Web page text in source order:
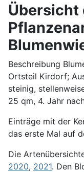
Übersicht
Beschreibung
Ortsteil Kirdorf;
steinig,
25 qm, 4. Jahr
Einträge mit der
das erste Mal auf
Die
2020, 2021. Den